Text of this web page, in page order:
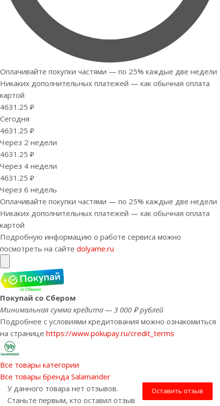
Оплачивайте покупки частями — по 25% каждые две недели
Никаких дополнительных платежей — как обычная оплата
картой
4631.25 ₽
Сегодня
4631.25 ₽
Через 2 недели
4631.25 ₽
Через 4 недели
4631.25 ₽
Через 6 недель
Оплачивайте покупки частями — по 25% каждые две недели
Никаких дополнительных платежей — как обычная оплата
картой
Подробную информацию о работе сервиса можно
посмотреть на сайте dolyame.ru
Покупай со Сбером
Минимальная сумма кредита — 3 000 ₽ рублей
Подробнее с условиями кредитования можно ознакомиться
на странице https://www.pokupay.ru/credit_terms
Все товары категории
Все товары бренда Salamander
Оставить отзыв
У данного товара нет отзывов.
Станьте первым, кто оставил отзыв